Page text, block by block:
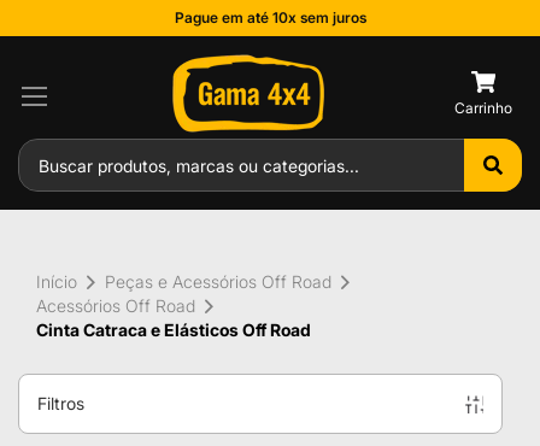
Pague em até 10x sem juros
Início
Peças e Acessórios Off Road
Acessórios Off Road
Cinta Catraca e Elásticos Off Road
Filtros